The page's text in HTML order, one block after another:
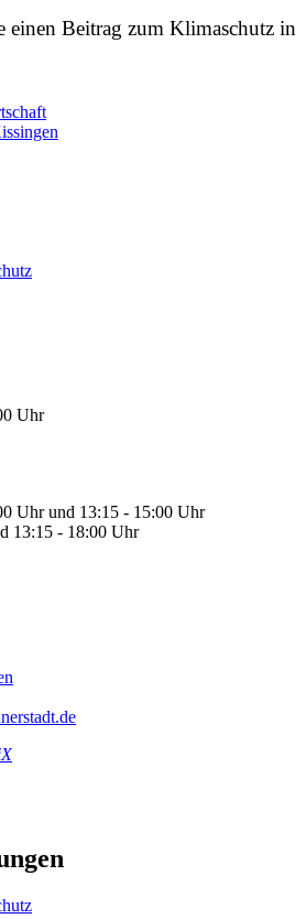
einen Beitrag zum Klimaschutz in
Uhr
Uhr und 13:15 - 15:00 Uhr
13:15 - 18:00 Uhr